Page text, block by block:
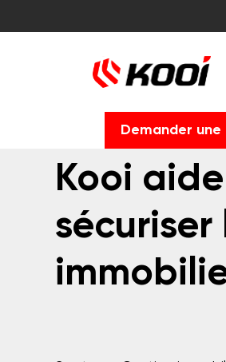
Demander une
Kooi
sécuriser